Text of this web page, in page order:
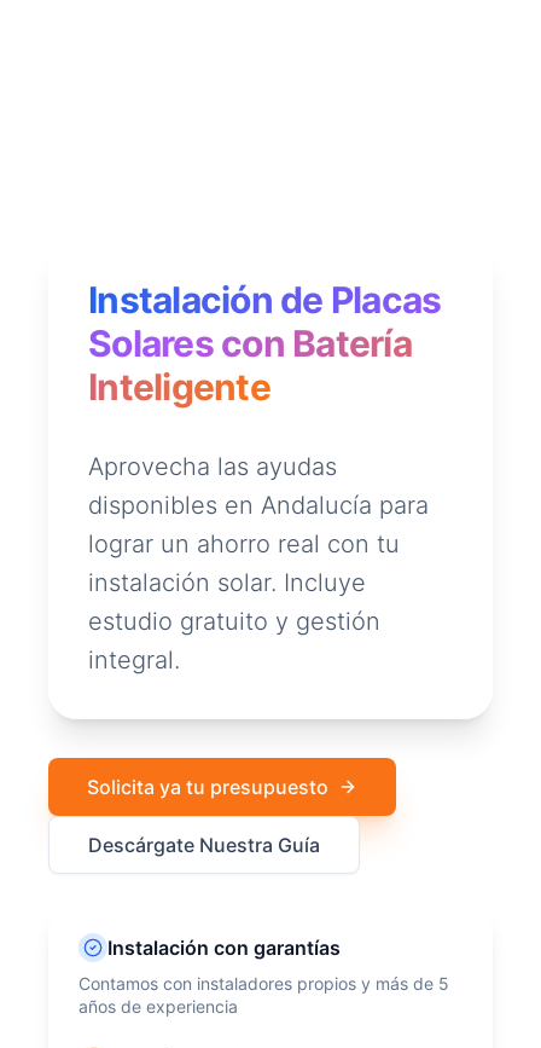
Instalación de Placas
Solares con Batería
Inteligente
Aprovecha las ayudas
disponibles en Andalucía para
lograr un ahorro real con tu
instalación solar. Incluye
estudio gratuito y gestión
integral.
Solicita ya tu presupuesto
Descárgate Nuestra Guía
Instalación con garantías
Contamos con instaladores propios y más de 5
años de experiencia